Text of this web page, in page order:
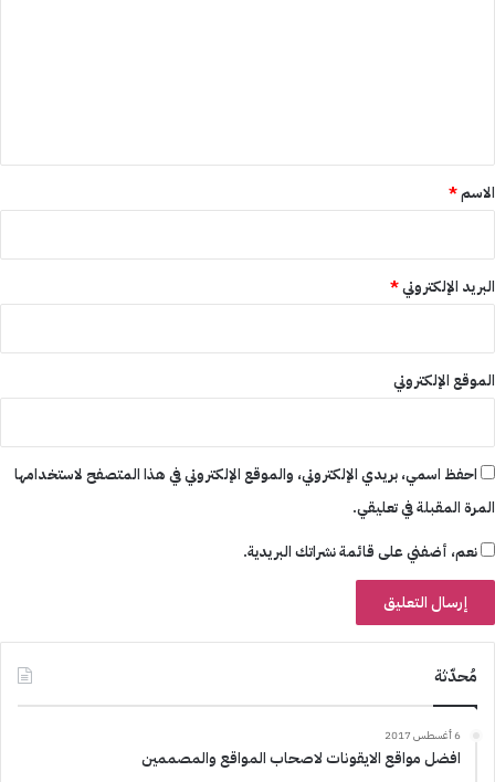
*
الاسم*
البريد الإلكتروني*
الموقع الإلكتروني
احفظ اسمي، بريدي الإلكتروني، والموقع الإلكتروني في هذا المتصفح لاستخدامها
المرة المقبلة في تعليقي.
نعم، أضفني على قائمة نشراتك البريدية.
مُحدّثة
6 أغسطس 2017
افضل مواقع الايقونات لاصحاب المواقع والمصممين